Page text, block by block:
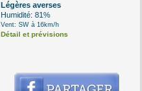
Légères averses
Humidité: 81%
Vent: SW à 16km/h
Détail et prévisions